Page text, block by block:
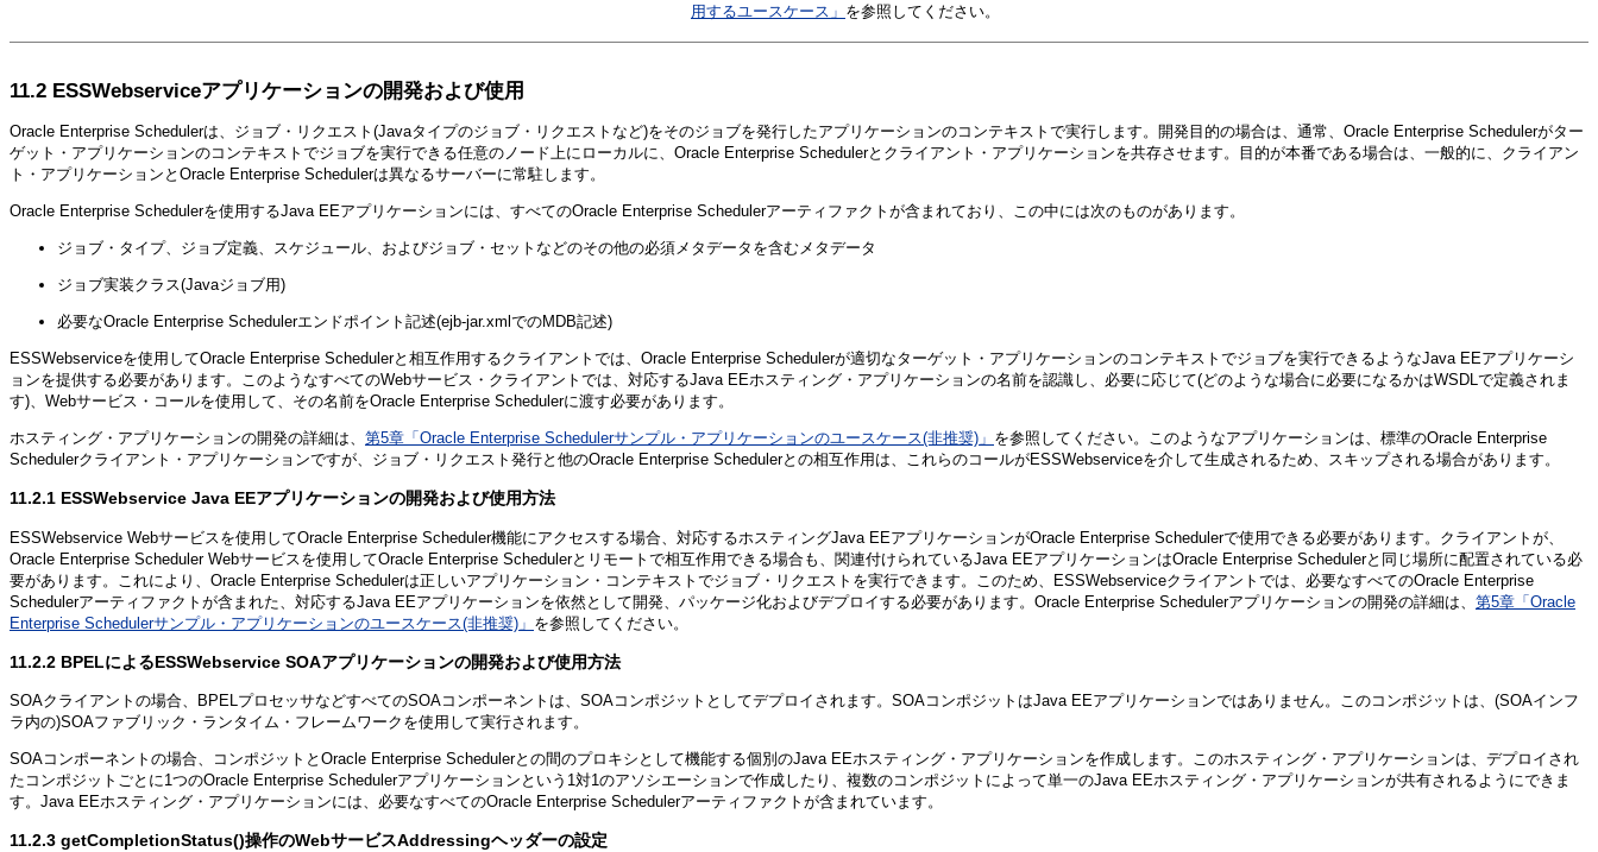
用するユースケース」 を参照してください。
11.2 ESSWebserviceアプリケーションの開発および使用
Oracle Enterprise Schedulerは、ジョブ・リクエスト(Javaタイプのジョブ・リクエストなど)をそのジョブを発行したアプリケーションのコンテキストで実行します。開発目的の場合は、通常、Oracle Enterprise Schedulerがター
ゲット・アプリケーションのコンテキストでジョブを実行できる任意のノード上にローカルに、Oracle Enterprise Schedulerとクライアント・アプリケーションを共存させます。目的が本番である場合は、一般的に、クライアン
ト・アプリケーションとOracle Enterprise Schedulerは異なるサーバーに常駐します。
Oracle Enterprise Schedulerを使用するJava EEアプリケーションには、すべてのOracle Enterprise Schedulerアーティファクトが含まれており、この中には次のものがあります。
ジョブ・タイプ、ジョブ定義、スケジュール、およびジョブ・セットなどのその他の必須メタデータを含むメタデータ
ジョブ実装クラス(Javaジョブ用)
必要なOracle Enterprise Schedulerエンドポイント記述(ejb-jar.xmlでのMDB記述)
ESSWebserviceを使用してOracle Enterprise Schedulerと相互作用するクライアントでは、Oracle Enterprise Schedulerが適切なターゲット・アプリケーションのコンテキストでジョブを実行できるようなJava EEアプリケーシ
ョンを提供する必要があります。このようなすべてのWebサービス・クライアントでは、対応するJava EEホスティング・アプリケーションの名前を認識し、必要に応じて(どのような場合に必要になるかはWSDLで定義されま
す)、Webサービス・コールを使用して、その名前をOracle Enterprise Schedulerに渡す必要があります。
ホスティング・アプリケーションの開発の詳細は、 第5章「Oracle Enterprise Schedulerサンプル・アプリケーションのユースケース(非推奨)」 を参照してください。このようなアプリケーションは、標準のOracle Enterprise
Schedulerクライアント・アプリケーションですが、ジョブ・リクエスト発行と他のOracle Enterprise Schedulerとの相互作用は、これらのコールがESSWebserviceを介して生成されるため、スキップされる場合があります。
11.2.1 ESSWebservice Java EEアプリケーションの開発および使用方法
ESSWebservice Webサービスを使用してOracle Enterprise Scheduler機能にアクセスする場合、対応するホスティングJava EEアプリケーションがOracle Enterprise Schedulerで使用できる必要があります。クライアントが、
Oracle Enterprise Scheduler Webサービスを使用してOracle Enterprise Schedulerとリモートで相互作用できる場合も、関連付けられているJava EEアプリケーションはOracle Enterprise Schedulerと同じ場所に配置されている必
要があります。これにより、Oracle Enterprise Schedulerは正しいアプリケーション・コンテキストでジョブ・リクエストを実行できます。このため、ESSWebserviceクライアントでは、必要なすべてのOracle Enterprise
Schedulerアーティファクトが含まれた、対応するJava EEアプリケーションを依然として開発、パッケージ化およびデプロイする必要があります。Oracle Enterprise Schedulerアプリケーションの開発の詳細は、 第5章「Oracle
Enterprise Schedulerサンプル・アプリケーションのユースケース(非推奨)」 を参照してください。
11.2.2 BPELによるESSWebservice SOAアプリケーションの開発および使用方法
SOAクライアントの場合、BPELプロセッサなどすべてのSOAコンポーネントは、SOAコンポジットとしてデプロイされます。SOAコンポジットはJava EEアプリケーションではありません。このコンポジットは、(SOAインフ
ラ内の)SOAファブリック・ランタイム・フレームワークを使用して実行されます。
SOAコンポーネントの場合、コンポジットとOracle Enterprise Schedulerとの間のプロキシとして機能する個別のJava EEホスティング・アプリケーションを作成します。このホスティング・アプリケーションは、デプロイされ
たコンポジットごとに1つのOracle Enterprise Schedulerアプリケーションという1対1のアソシエーションで作成したり、複数のコンポジットによって単一のJava EEホスティング・アプリケーションが共有されるようにできま
す。Java EEホスティング・アプリケーションには、必要なすべてのOracle Enterprise Schedulerアーティファクトが含まれています。
11.2.3 getCompletionStatus()操作のWebサービスAddressingヘッダーの設定